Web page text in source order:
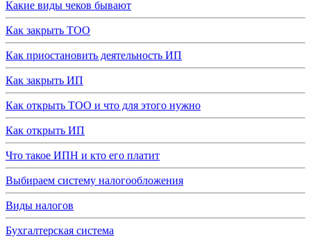
Какие виды чеков бывают
Как закрыть ТОО
Как приостановить деятельность ИП
Как закрыть ИП
Как открыть ТОО и что для этого нужно
Как открыть ИП
Что такое ИПН и кто его платит
Выбираем систему налогообложения
Виды налогов
Бухгалтерская система